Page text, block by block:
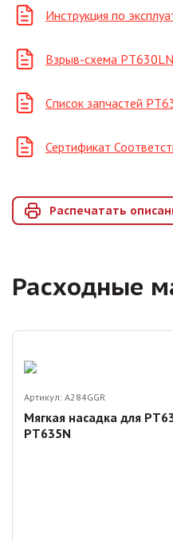
Инструкция по
Взрыв-схема
Список запчастей
Сертификат
Распечатать
Расходные
Артикул: A284GGR
Мягкая насадка для
PT635N